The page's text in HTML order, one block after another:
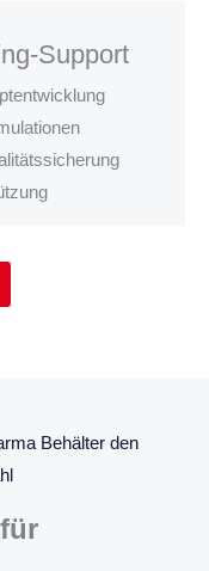
Support
Behälter den